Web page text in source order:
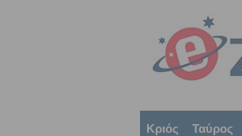
Κριός Ταύρος